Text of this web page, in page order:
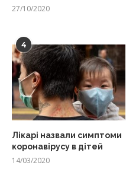
27/10/2020
4
Лікарі назвали симптоми
коронавірусу в дітей
14/03/2020